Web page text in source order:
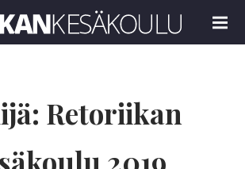
MENU
Retoriikan
2019